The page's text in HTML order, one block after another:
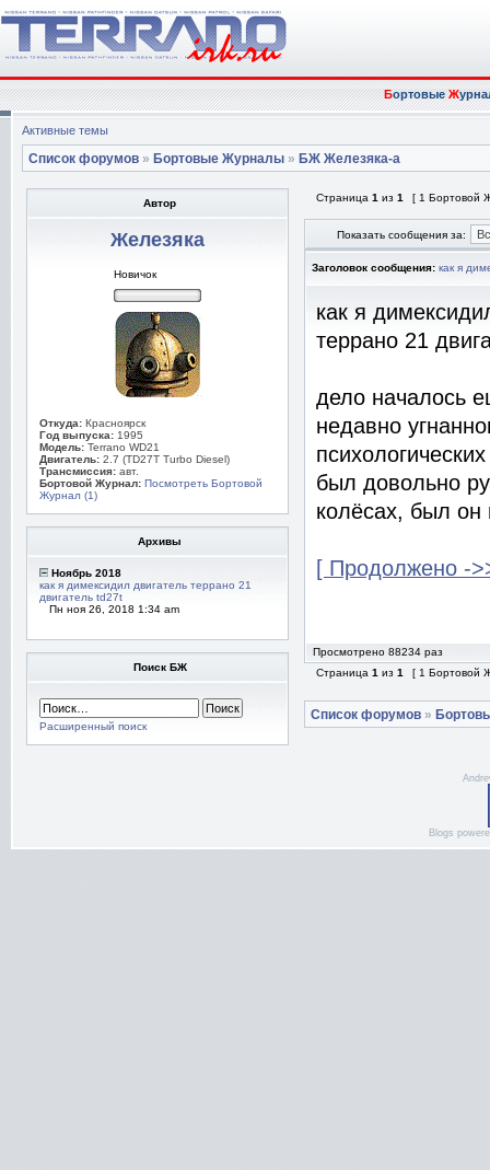
БортовыеЖ
Активные темы
Список форумов » Бортовые Журналы » БЖ Железяка-а
Автор
Железяка
Новичок
Откуда: Красноярск
Год выпуска: 1995
Модель: Terrano WD21
Двигатель: 2.7 (TD27T Turbo Diesel)
Трансмиссия: авт.
Бортовой Журнал: Посмотреть Бортовой
Журнал (1)
Архивы
Ноябрь 2018
как я димексидил двигатель террано 21
двигатель td27t
Пн ноя 26, 2018 1:34 am
Поиск БЖ
Расширенный поиск
Страница 1 из 1 [ 1 Бортовой
Показать сообщения за:
Заголовок сообщения: как я
как я
террано 21
дело началось
недавно
был довольно
колёсах, был он
[ Продолжено -
Просмотрено 88234 раз
Страница 1 из 1 [ 1 Бортовой
Список форумов »
Blogs